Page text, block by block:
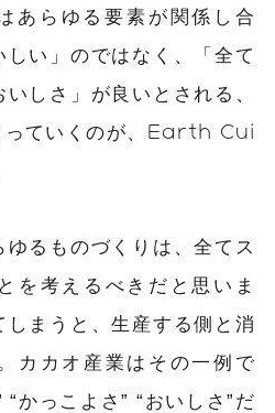
らゆる要素が関係し合
い」のではなく、「全て
しさ」が良いとされる、
っていくのが、Earth Cui
ゆるものづくりは、全てス
を考えるべきだと思いま
まうと、生産する側と消
カカオ産業はその一例で
かっこよさ” “おいしさ”だ